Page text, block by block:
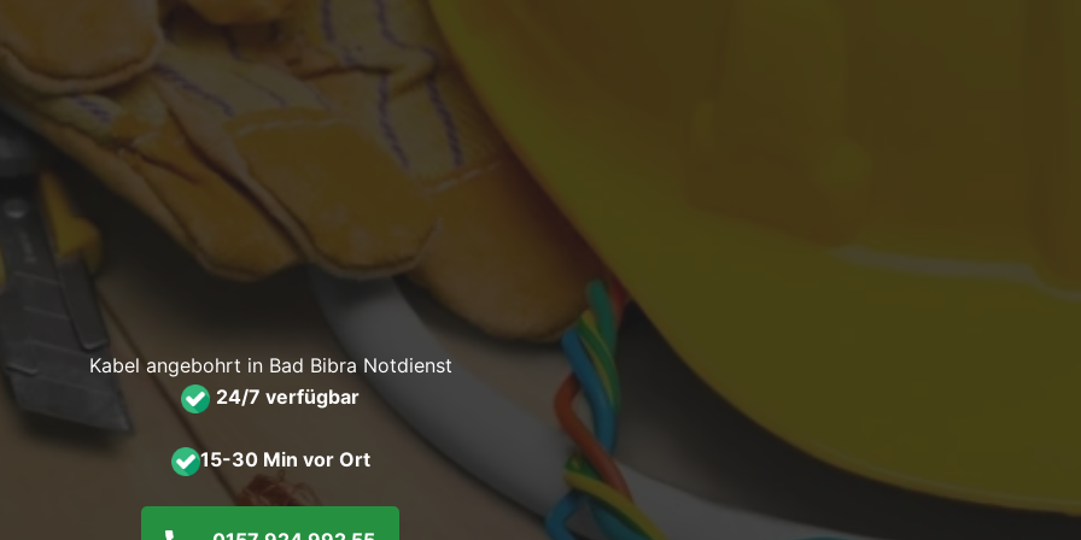
Kabel angebohrt in Bad Bibra Notdienst
24/7 verfügbar
15-30 Min vor Ort